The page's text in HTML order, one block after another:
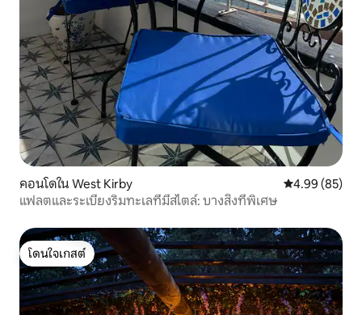
คอนโดใน West Kirby คะแนนเฉลี่ย
4.99 (85)
แฟลตและระเบียงริมทะเลที่มีสไตล์: บางสิ่งที่พิเศษ
โดนใจเกสต์
โดนใจเกสต์